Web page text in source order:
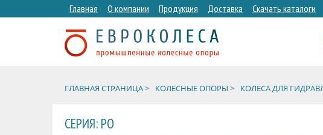
Главная О компании Продукция Доставка Скачать каталоги
ГЛАВНАЯ СТРАНИЦА > КОЛЕСНЫЕ ОПОРЫ > КОЛЕСА ДЛЯ
СЕРИЯ: PO